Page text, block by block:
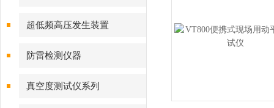
超低频高压发生装置
防雷检测仪器
真空度测试仪系列